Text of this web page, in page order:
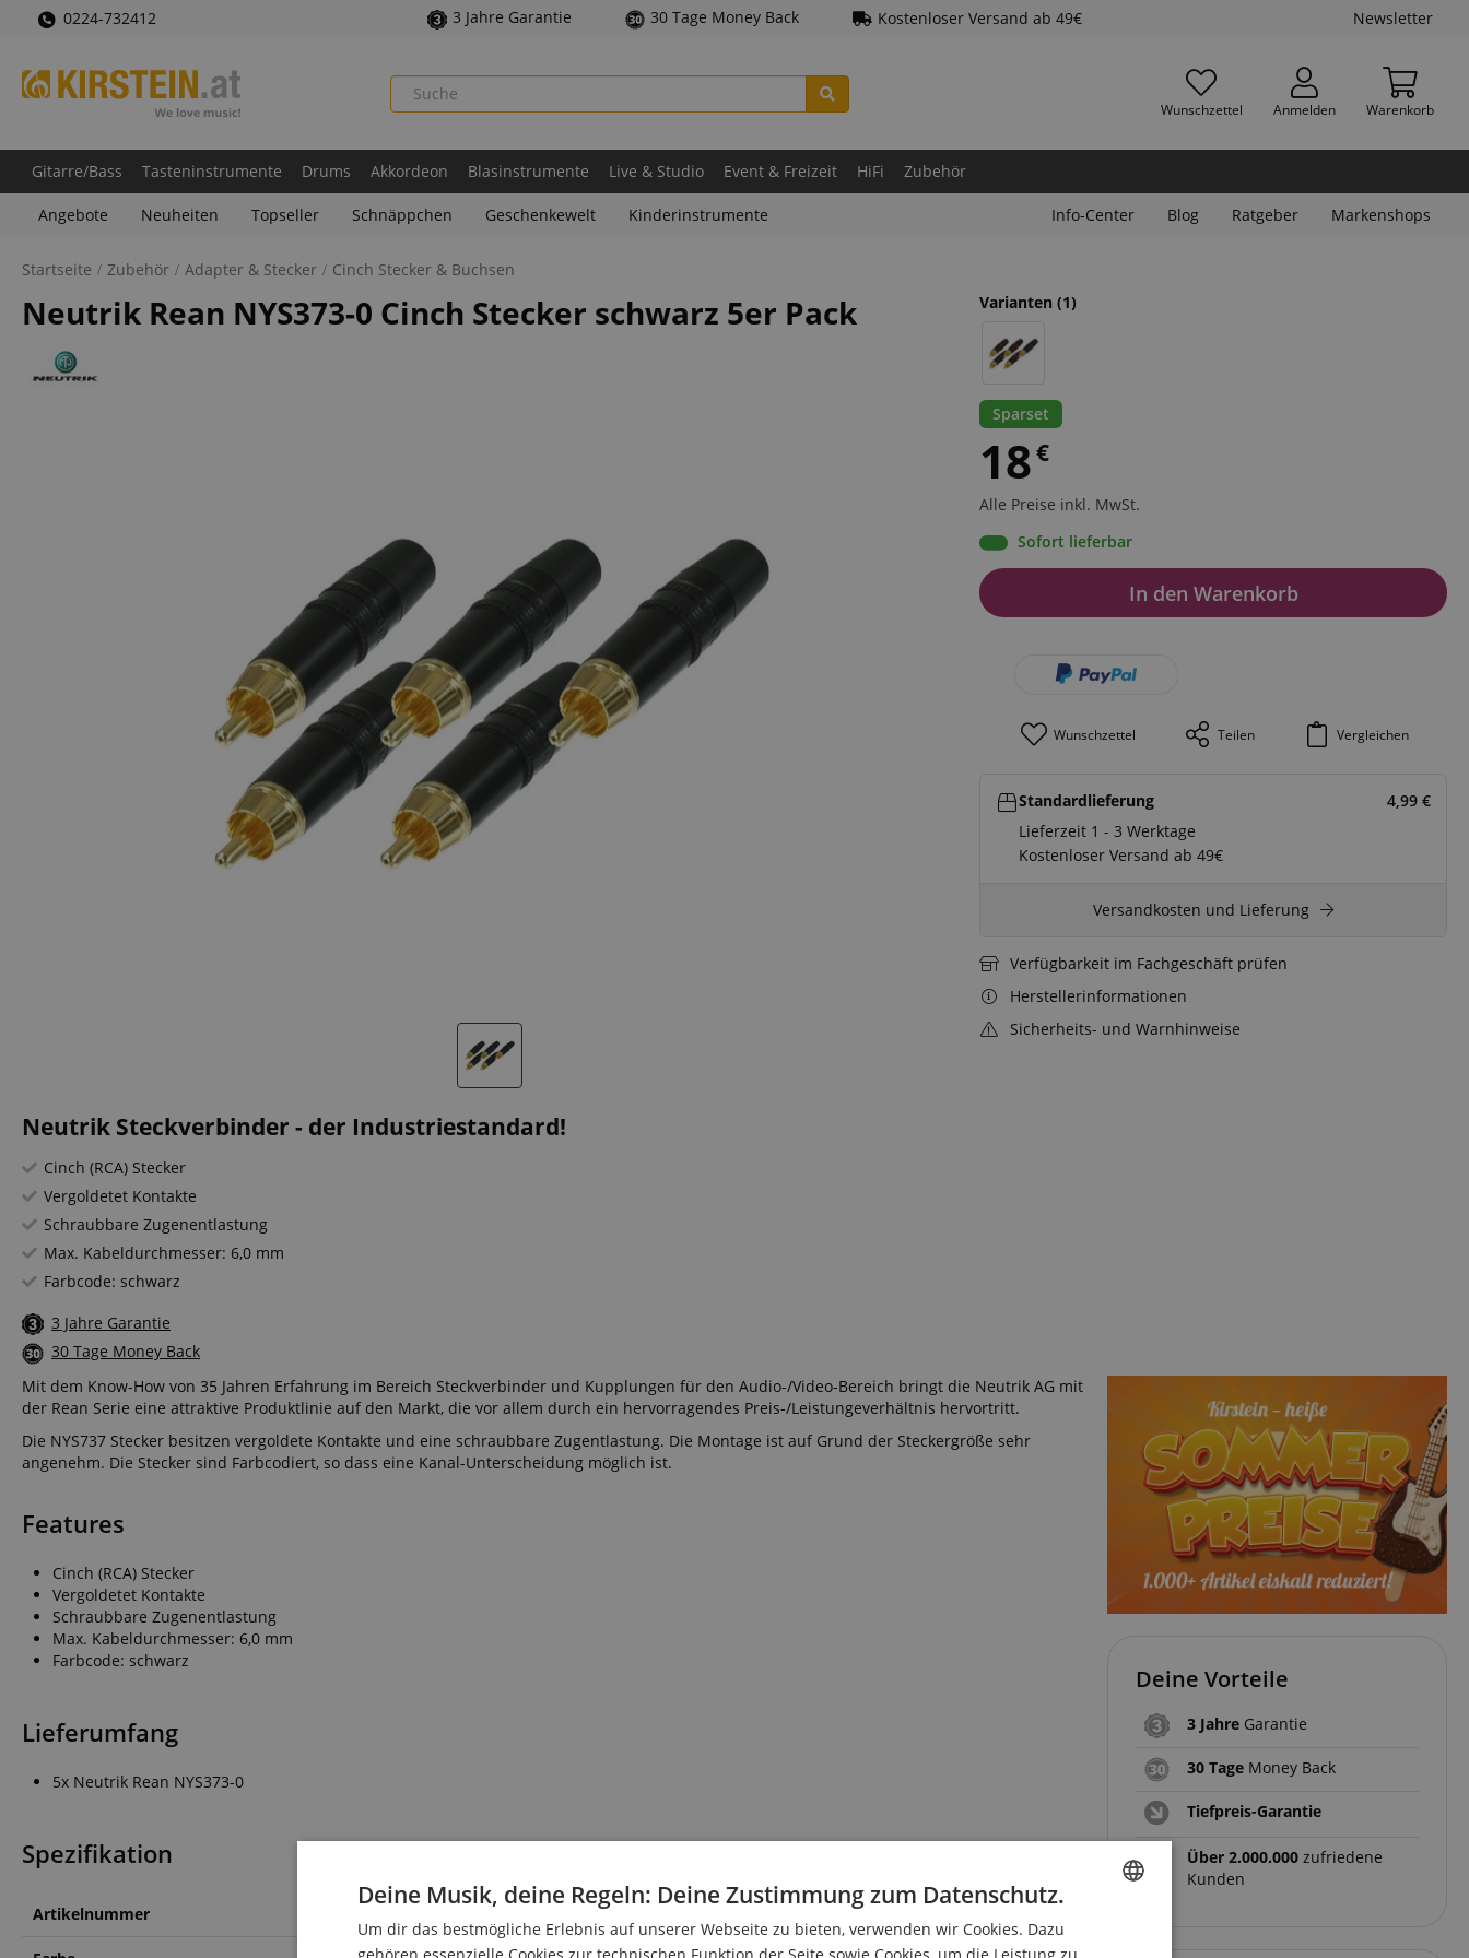
0224-732412 3 Jahre Garantie 30 Tage Money Back Kostenloser Versand ab 49€ Newsletter
Wunschzettel Anmelden Warenkorb
Gitarre/Bass Tasteninstrumente Drums Akkordeon Blasinstrumente Live & Studio Event & Freizeit HiFi Zubehör
Angebote Neuheiten Topseller Schnäppchen Geschenkewelt Kinderinstrumente Info-Center Blog Ratgeber Markenshops
Startseite Zubehör Adapter & Stecker Cinch Stecker & Buchsen
Neutrik Rean NYS373-0 Cinch Stecker schwarz 5er Pack
Neutrik Steckverbinder - der Industriestandard!
Cinch (RCA) Stecker
Vergoldetet Kontakte
Schraubbare Zugenentlastung
Max. Kabeldurchmesser: 6,0 mm
Farbcode: schwarz
3 Jahre Garantie
30 Tage Money Back
Varianten (1)
Sparset
18€
Alle Preise inkl. MwSt.
Sofort lieferbar
In den Warenkorb
Wunschzettel Teilen Vergleichen
Standardlieferung 4,99 €
Lieferzeit 1 - 3 Werktage
Kostenloser Versand ab 49€
Versandkosten und Lieferung
Verfügbarkeit im Fachgeschäft prüfen
Herstellerinformationen
Sicherheits- und Warnhinweise
Mit dem Know-How von 35 Jahren Erfahrung im Bereich Steckverbinder und Kupplungen für den Audio-/Video-Bereich bringt die Neutrik AG mit
der Rean Serie eine attraktive Produktlinie auf den Markt, die vor allem durch ein hervorragendes Preis-/Leistungeverhältnis hervortritt.
Die NYS737 Stecker besitzen vergoldete Kontakte und eine schraubbare Zugentlastung. Die Montage ist auf Grund der Steckergröße sehr
angenehm. Die Stecker sind Farbcodiert, so dass eine Kanal-Unterscheidung möglich ist.
Features
Cinch (RCA) Stecker
Vergoldetet Kontakte
Schraubbare Zugenentlastung
Max. Kabeldurchmesser: 6,0 mm
Farbcode: schwarz
Lieferumfang
5x Neutrik Rean NYS373-0
Spezifikation
Artikelnummer
Deine Vorteile
3 Jahre Garantie
30 Tage Money Back
Tiefpreis-Garantie
Über 2.000.000 zufriedene
Kunden
Deine Musik, deine Regeln: Deine Zustimmung zum Datenschutz.
Um dir das bestmögliche Erlebnis auf unserer Webseite zu bieten, verwenden wir Cookies. Dazu
gehören essenzielle Cookies zur technischen Funktion der Seite sowie Cookies, um die Leistung zu